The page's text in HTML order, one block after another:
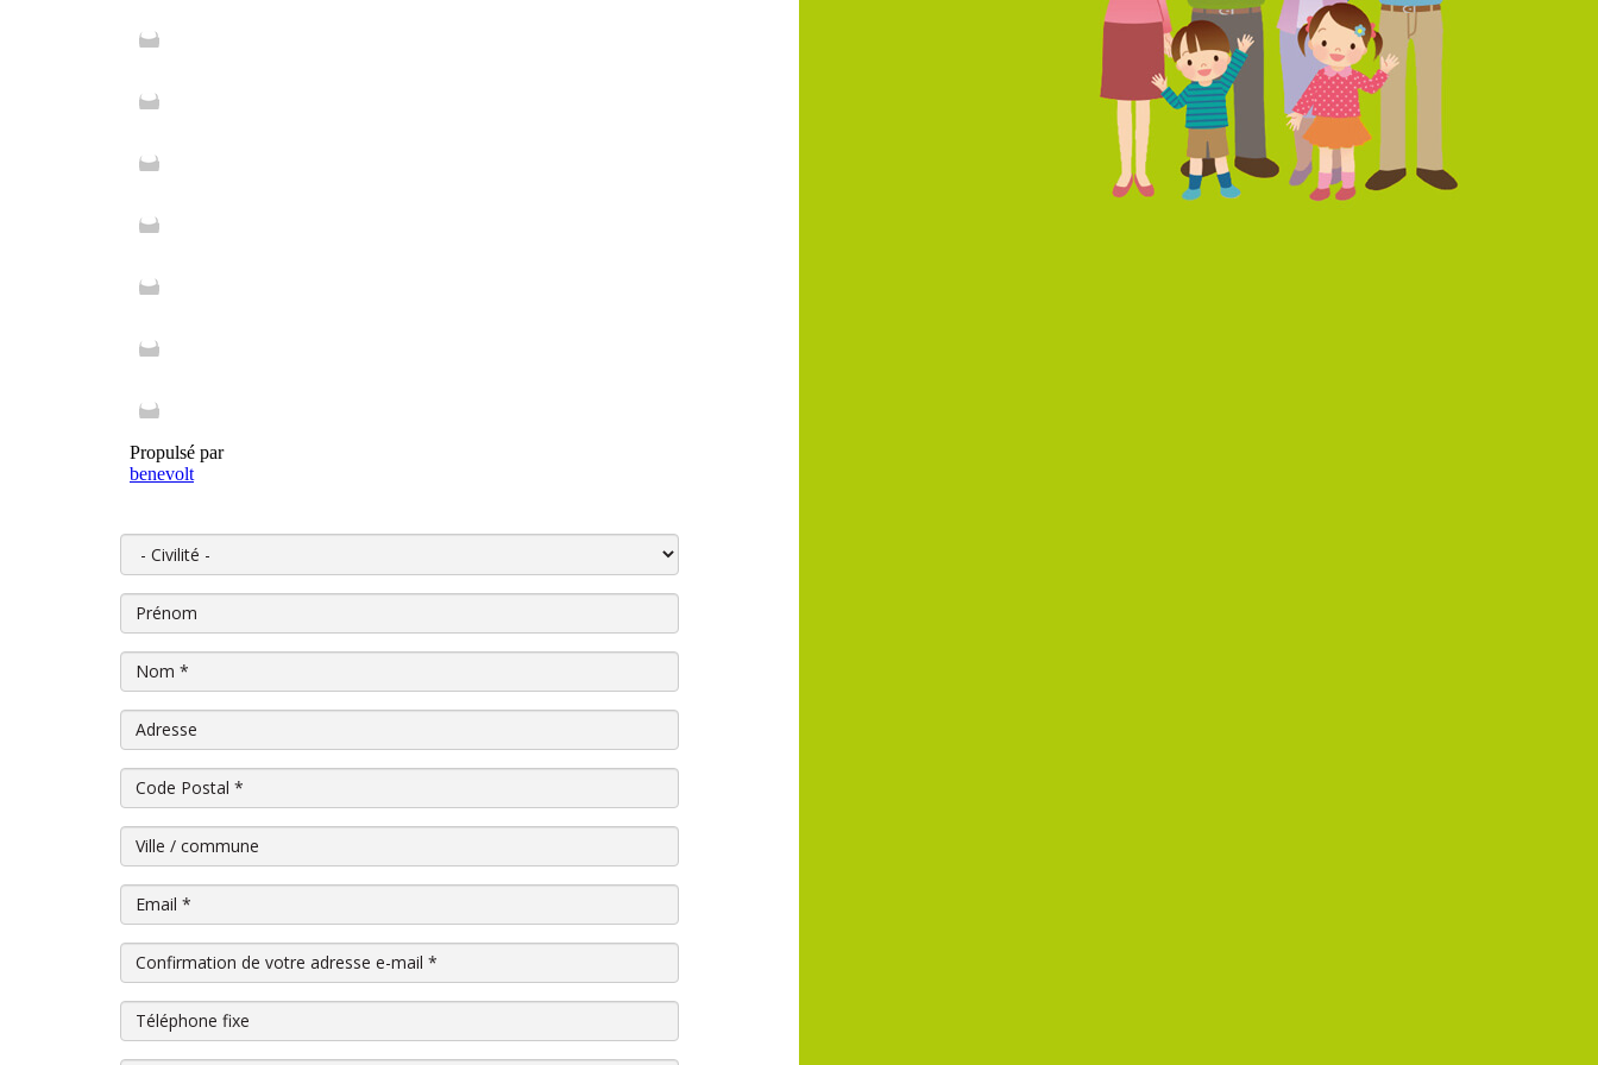
Civilité
Prénom
Nom*
Adresse
Code Postal*
Ville / commune
Email*
Confirmation de votre adresse e-mail*
Téléphone fixe